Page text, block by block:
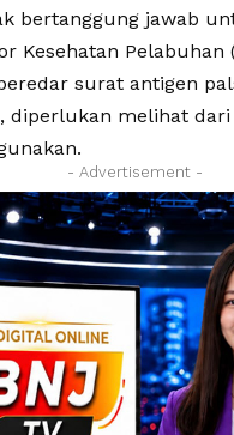
bertanggung jawab
Kesehatan Pelabuhan
surat antigen
diperlukan melihat
- Advertisement -